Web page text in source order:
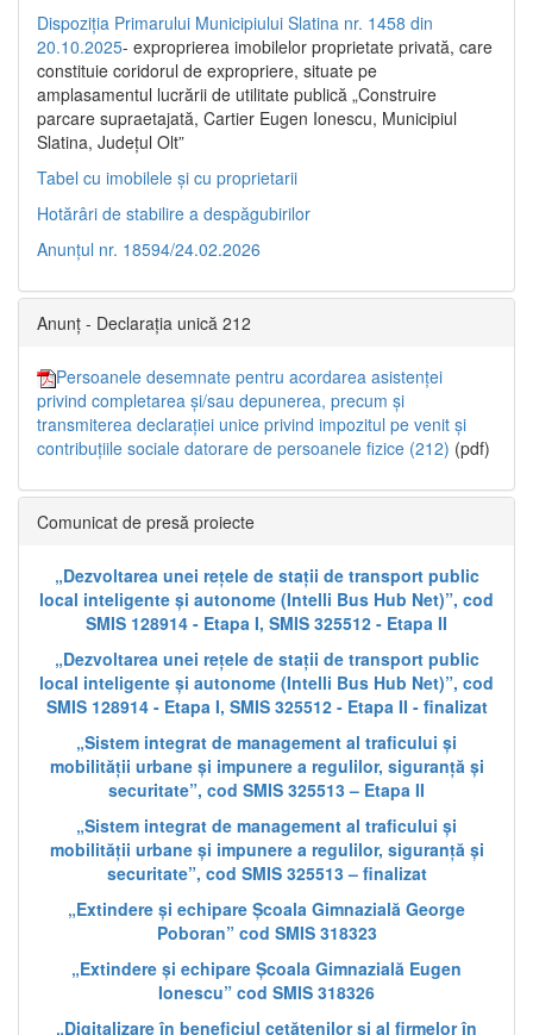
Dispoziția Primarului Municipiului Slatina nr. 1458 din
20.10.2025- exproprierea imobilelor proprietate privată, care
constituie coridorul de expropriere, situate pe
amplasamentul lucrării de utilitate publică „Construire
parcare supraetajată, Cartier Eugen Ionescu, Municipiul
Slatina, Județul Olt”
Tabel cu imobilele și cu proprietarii
Hotărâri de stabilire a despăgubirilor
Anunțul nr. 18594/24.02.2026
Anunț - Declarația unică 212
Persoanele desemnate pentru acordarea asistenței
privind completarea și/sau depunerea, precum și
transmiterea declarației unice privind impozitul pe venit și
contribuțiile sociale datorare de persoanele fizice (212) (pdf)
Comunicat de presă proiecte
„Dezvoltarea unei rețele de stații de transport public
local inteligente și autonome (Intelli Bus Hub Net)”, cod
SMIS 128914 - Etapa I, SMIS 325512 - Etapa II
„Dezvoltarea unei rețele de stații de transport public
local inteligente și autonome (Intelli Bus Hub Net)”, cod
SMIS 128914 - Etapa I, SMIS 325512 - Etapa II - finalizat
„Sistem integrat de management al traficului și
mobilității urbane și impunere a regulilor, siguranță și
securitate”, cod SMIS 325513 – Etapa II
„Sistem integrat de management al traficului și
mobilității urbane și impunere a regulilor, siguranță și
securitate”, cod SMIS 325513 – finalizat
„Extindere și echipare Școala Gimnazială George
Poboran” cod SMIS 318323
„Extindere și echipare Școala Gimnazială Eugen
Ionescu” cod SMIS 318326
„Digitalizare în beneficiul cetățenilor și al firmelor în